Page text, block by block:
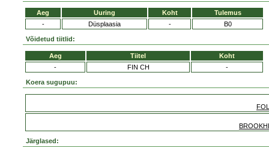
Aeg Uuring Koht
Tulemus
-
Düsplaasia - B0
Võidetud tiitlid:
Aeg Tiitel
Koht
-
FIN CH -
Koera sugupuu:
Järglased: